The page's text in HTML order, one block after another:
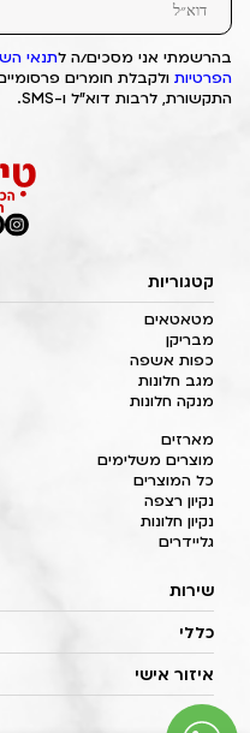
בהרשמתי אני מסכים/ה לתנאי
הפרטיות ולקבלת חומרים
התקשורת, לרבות דוא"ל ו-SMS.
קטגוריות
מטאטאים
מבריקן
כפות אשפה
מגב חלונות
מנקה חלונות
מארזים
מוצרים משלימים
כל המוצרים
נקיון רצפה
נקיון חלונות
גליידרים
שירות
כללי
איזור אישי